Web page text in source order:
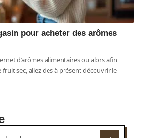
pour acheter des arômes
d’arômes alimentaires ou alors afin
sec, allez dès à présent découvrir le